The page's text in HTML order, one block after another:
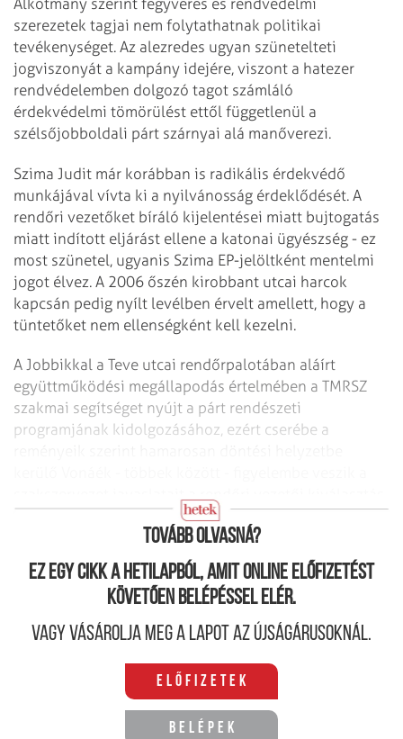
szerezetek tagjai nem folytathatnak politikai
tevékenységet. Az alezredes ugyan szünetelteti
jogviszonyát a kampány idejére, viszont a hatezer
rendvédelemben dolgozó tagot számláló
érdekvédelmi tömörülést ettől függetlenül a
szélsőjobboldali párt szárnyai alá manőverezi.
Szima Judit már korábban is radikális érdekvédő
munkájával vívta ki a nyilvánosság érdeklődését. A
rendőri vezetőket bíráló kijelentései miatt bujtogatás
miatt indított eljárást ellene a katonai ügyészség - ez
most szünetel, ugyanis Szima EP-jelöltként mentelmi
jogot élvez. A 2006 őszén kirobbant utcai harcok
kapcsán pedig nyílt levélben érvelt amellett, hogy a
tüntetőket nem ellenségként kell kezelni.
A Jobbikkal a Teve utcai rendőr­palotában aláírt
együttműködési megállapodás értelmében a TMRSZ
szakmai segítséget nyújt a párt rendészeti
programjának kidolgozásához, ezért cserébe a
rendszerének átalakításakor.
Tovább olvasná?
Ez egy cikk a hetilapból, amit online előfizetést
követően belépéssel elér.
Vagy vásárolja meg a lapot az újságárusoknál.
Előfizetek
Belépek